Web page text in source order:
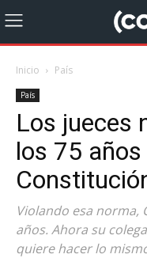
Inicio País
País
Los jueces
los 75
Violando esa norma,
años. Ahora su
quiere hacer lo